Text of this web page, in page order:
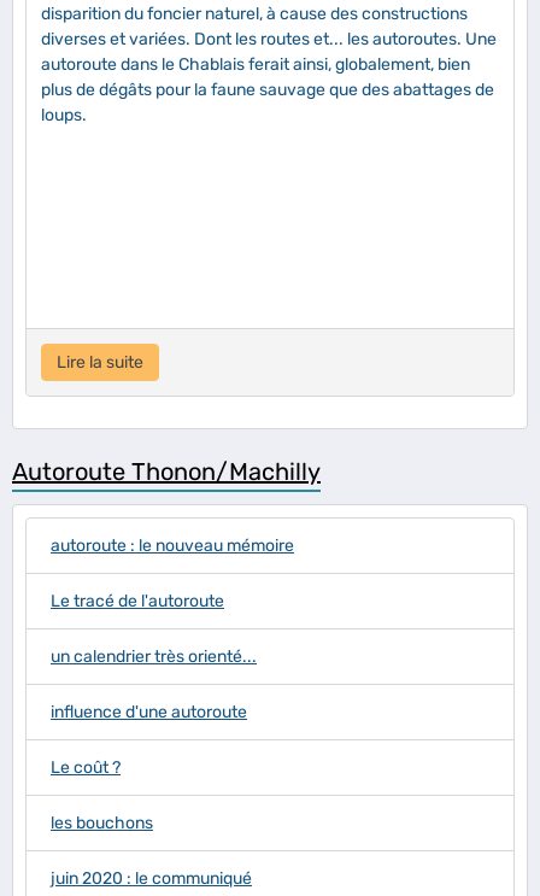
disparition du foncier naturel, à cause des constructions
diverses et variées. Dont les routes et... les autoroutes. Une
autoroute dans le Chablais ferait ainsi, globalement, bien
plus de dégâts pour la faune sauvage que des abattages de
loups.
Lire la suite
Autoroute Thonon/Machilly
autoroute : le nouveau mémoire
Le tracé de l'autoroute
un calendrier très orienté...
influence d'une autoroute
Le coût ?
les bouchons
juin 2020 : le communiqué